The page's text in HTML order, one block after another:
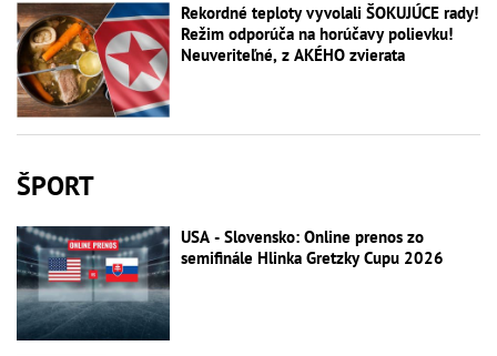
Rekordné teploty vyvolali ŠOKUJÚCE rady!
Režim odporúča na horúčavy polievku!
Neuveriteľné, z AKÉHO zvierata
ŠPORT
USA - Slovensko: Online prenos zo
semifinále Hlinka Gretzky Cupu 2026